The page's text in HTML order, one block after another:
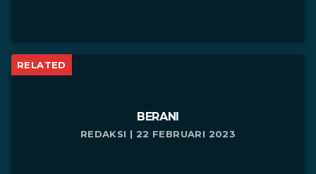
RELATED
BERANI
REDAKSI | 22 FEBRUARI 2023